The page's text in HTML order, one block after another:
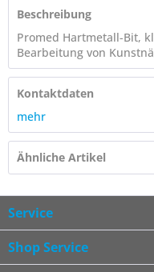
Beschreibung
Promed Hartmetall-Bit,
Bearbeitung von
Kontaktdaten
mehr
Ähnliche Artikel
Service
Shop Service